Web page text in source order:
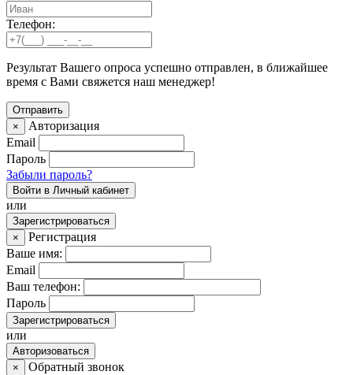
Телефон:
Результат Вашего опроса успешно отправлен, в ближайшее
время с Вами свяжется наш менеджер!
×
Авторизация
Email
Пароль
Забыли пароль?
Войти в Личный кабинет
или
Зарегистрироваться
×
Регистрация
Ваше имя:
Email
Ваш телефон:
Пароль
Зарегистрироваться
или
Авторизоваться
×
Обратный звонок